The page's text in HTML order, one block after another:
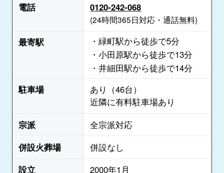
電話
0120-242-068
(24時間365日対応・通話無料)
最寄駅
・緑町駅から徒歩で5分
・小田原駅から徒歩で13分
・井細田駅から徒歩で14分
駐車場
あり（46台）
近隣に有料駐車場あり
宗派
全宗派対応
併設火葬場
併設なし
設立
2000年1月